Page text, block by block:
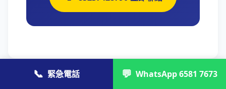
📞 緊急電話 💬 WhatsApp 6581 7673